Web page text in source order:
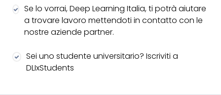
Se lo vorrai, Deep Learning Italia, ti potrà aiutare
a trovare lavoro mettendoti in contatto con le
nostre aziende partner.
Sei uno studente universitario? Iscriviti a
DLIxStudents